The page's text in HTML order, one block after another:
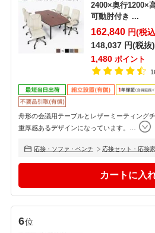
2400×奥行1200×
可動肘付き ...
162,840円(税
148,037円(税抜)
1,480 ポイント
舟形の会議用テーブルとレザーミーティング
重厚感あるデザインになっています。 …
応接・ソファ・ベンチ 応接セット・応接
6位